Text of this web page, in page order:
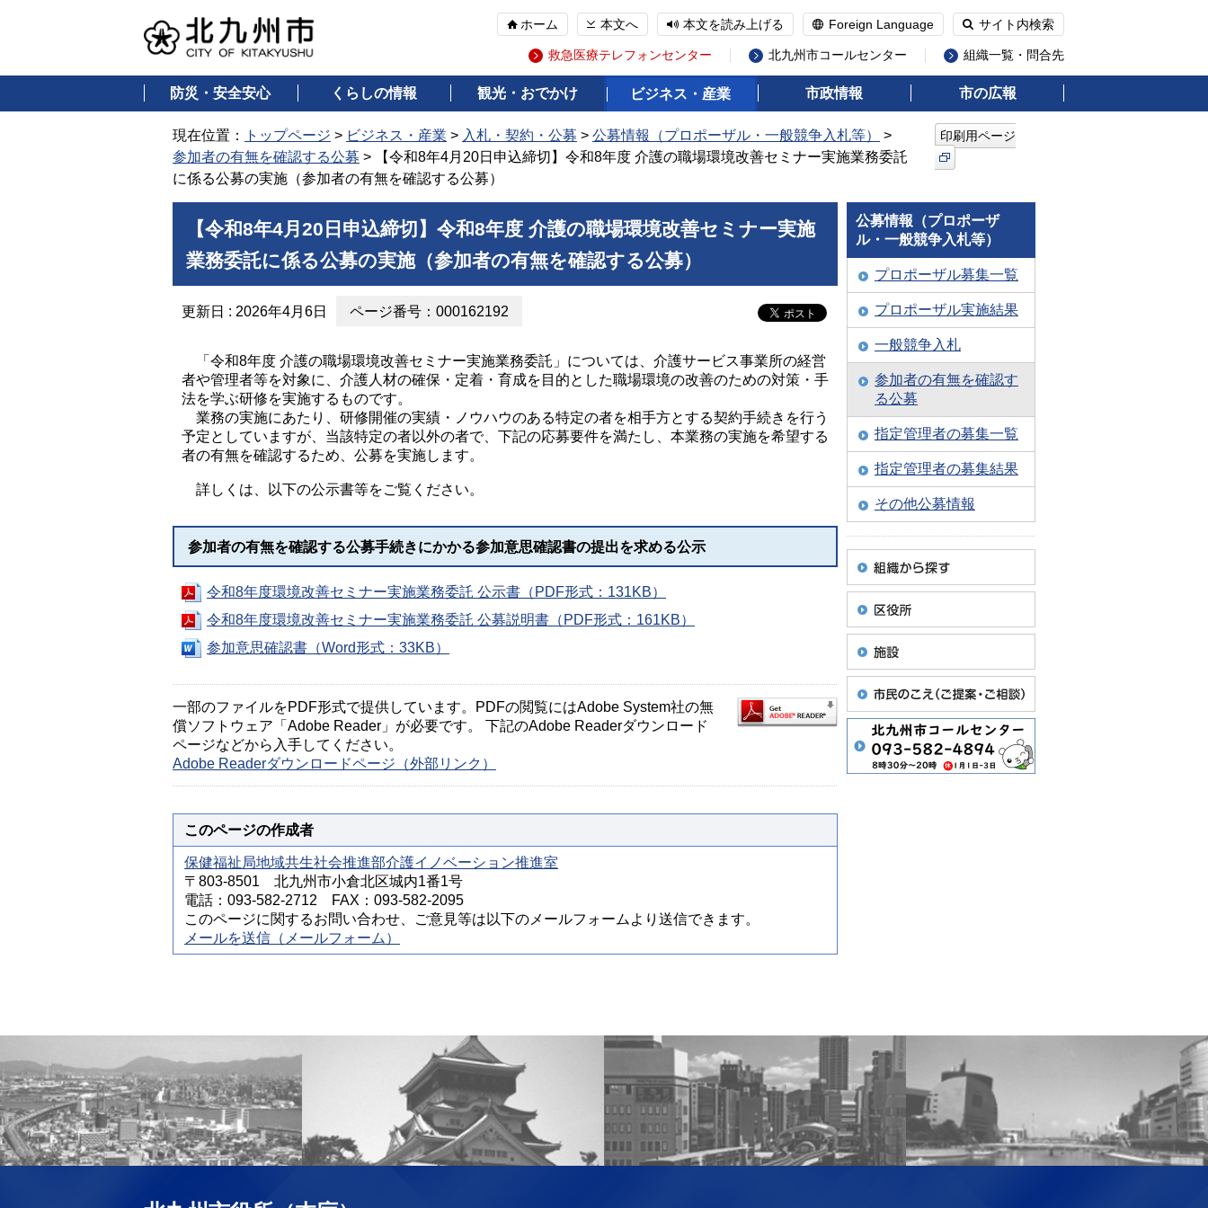
ホーム 本文へ 本文を読み上げる Foreign Language サイト内検索
救急医療テレフォンセンター 北九州市コールセンター 組織一覧・問合先
防災・安全安心 くらしの情報 観光・おでかけ ビジネス・産業 市政情報 市の広報
現在位置： トップページ > ビジネス・産業 > 入札・契約・公募 > 公募情報（プロポーザル・一般競争入札等）
>
参加者の有無を確認する公募 > 【令和8年4月20日申込締切】令和8年度 介護の職場環境改善セミナー実施業務委託
に係る公募の実施（参加者の有無を確認する公募）
印刷用ページ
【令和8年4月20日申込締切】令和8年度 介護の職場環境改善セミナー実施
業務委託に係る公募の実施（参加者の有無を確認する公募）
更新日 : 2026年4月6日 ページ番号：000162192
「令和8年度 介護の職場環境改善セミナー実施業務委託」については、介護サービス事業所の経営
者や管理者等を対象に、介護人材の確保・定着・育成を目的とした職場環境の改善のための対策・手
法を学ぶ研修を実施するものです。
業務の実施にあたり、研修開催の実績・ノウハウのある特定の者を相手方とする契約手続きを行う
予定としていますが、当該特定の者以外の者で、下記の応募要件を満たし、本業務の実施を希望する
者の有無を確認するため、公募を実施します。
詳しくは、以下の公示書等をご覧ください。
参加者の有無を確認する公募手続きにかかる参加意思確認書の提出を求める公示
令和8年度環境改善セミナー実施業務委託 公示書（PDF形式：131KB）
令和8年度環境改善セミナー実施業務委託 公募説明書（PDF形式：161KB）
参加意思確認書（Word形式：33KB）
一部のファイルをPDF形式で提供しています。PDFの閲覧にはAdobe System社の無
償ソフトウェア「Adobe Reader」が必要です。 下記のAdobe Readerダウンロード
ページなどから入手してください。
Adobe Readerダウンロードページ（外部リンク）
このページの作成者
保健福祉局地域共生社会推進部介護イノベーション推進室
〒803-8501 北九州市小倉北区城内1番1号
電話：093-582-2712 FAX：093-582-2095
このページに関するお問い合わせ、ご意見等は以下のメールフォームより送信できます。
メールを送信（メールフォーム）
公募情報（プロポーザ
ル・一般競争入札等）
プロポーザル募集一覧
プロポーザル実施結果
一般競争入札
参加者の有無を確認す
る公募
指定管理者の募集一覧
指定管理者の募集結果
その他公募情報